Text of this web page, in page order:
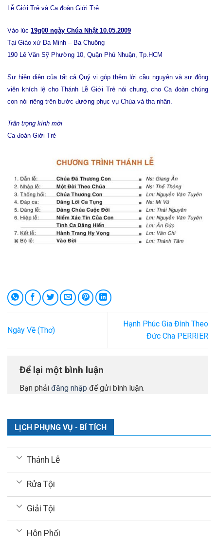
Lễ Giới Trẻ và Ca đoàn Giới Trẻ
Vào lúc 19g00 ngày Chúa Nhật 10.05.2009
Tại Giáo xứ Đa Minh – Ba Chuông
190 Lê Văn Sỹ Phường 10, Quận Phú Nhuận, Tp.HCM
Sự hiện diện của tất cả Quý vị góp thêm lời cầu nguyện và sự động
viên khích lệ cho Thánh Lễ Giới Trẻ nói chung, cho Ca đoàn chúng
con nói riêng trên bước đường phục vụ Chúa và tha nhân.
Trân trọng kính mời
Ca đoàn Giới Trẻ
Ngày Về (Thơ)
Hạnh Phúc Gia Đình Theo
Đức Cha PERRIER
Để lại một bình luận
Bạn phải đăng nhập để gửi bình luận.
LỊCH PHỤNG VỤ - BÍ TÍCH
Thánh Lễ
Rửa Tội
Giải Tội
Hôn Phối